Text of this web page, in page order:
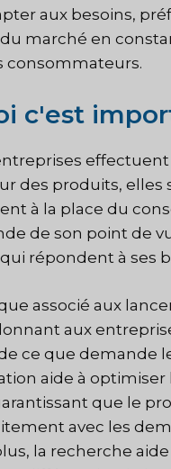
aux besoins,
marché en
consommateurs.
c'est
effectuent
des produits, elles
à la place du
de son point de
répondent à ses
associé aux
aux
ce que demande
aide à optimiser
que le
avec les
la recherche aide